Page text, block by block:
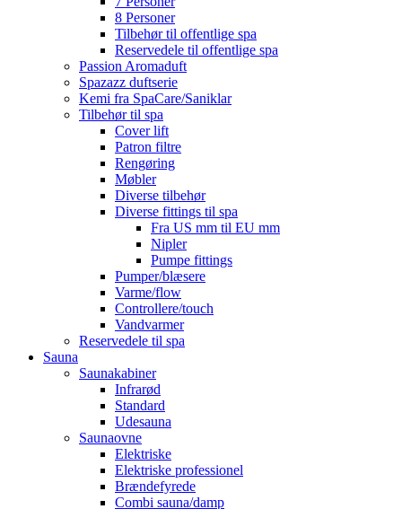
8 Personer
Tilbehør til offentlige spa
Reservedele til offentlige spa
Passion Aromaduft
Spazazz duftserie
Kemi fra SpaCare/Saniklar
Tilbehør til spa
Cover lift
Patron filtre
Rengøring
Møbler
Diverse tilbehør
Diverse fittings til spa
Fra US mm til EU mm
Nipler
Pumpe fittings
Pumper/blæsere
Varme/flow
Controllere/touch
Vandvarmer
Reservedele til spa
Sauna
Saunakabiner
Infrarød
Standard
Udesauna
Saunaovne
Elektriske
Elektriske professionel
Brændefyrede
Combi sauna/damp